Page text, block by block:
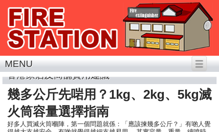
MENU
香港家居及商舖實用建議
幾多公斤先啱用？1kg、2kg、5kg滅
火筒容量選擇指南
好多人買滅火筒嗰陣，第一個問題就係：「應該揀幾多公斤？」有啲人覺